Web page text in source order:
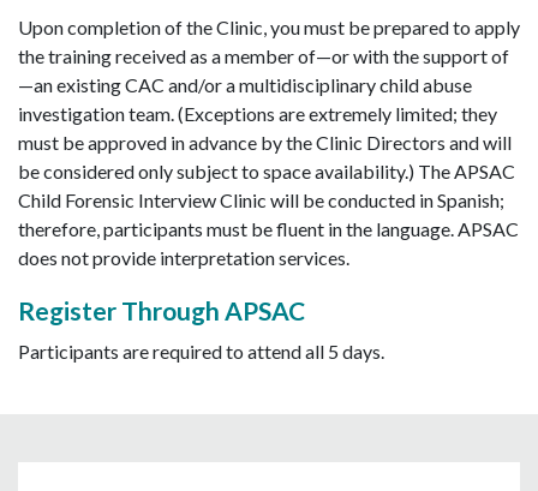
Upon completion of the Clinic, you must be prepared to apply
the training received as a member of—or with the support of
—an existing CAC and/or a multidisciplinary child abuse
investigation team. (Exceptions are extremely limited; they
must be approved in advance by the Clinic Directors and will
be considered only subject to space availability.) The APSAC
Child Forensic Interview Clinic will be conducted in Spanish;
therefore, participants must be fluent in the language. APSAC
does not provide interpretation services.
Register Through APSAC
Participants are required to attend all 5 days.